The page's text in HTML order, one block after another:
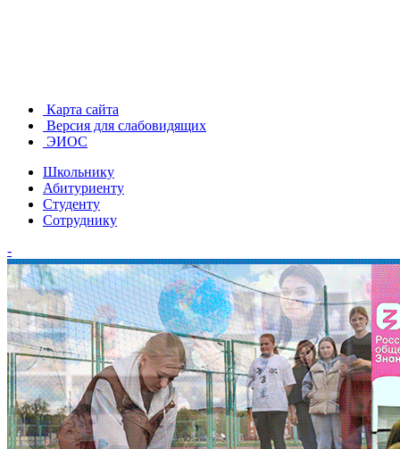
Карта сайта
Версия для слабовидящих
ЭИОС
Школьнику
Абитуриенту
Студенту
Сотруднику
-